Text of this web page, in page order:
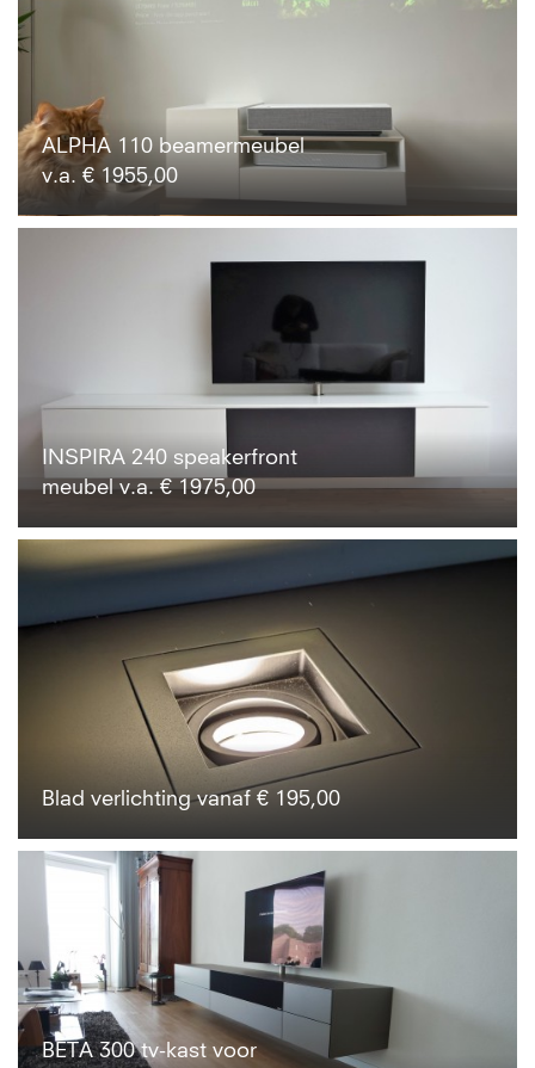
ALPHA 110 beamermeubel
v.a. € 1955,00
INSPIRA 240 speakerfront
meubel v.a. € 1975,00
Blad verlichting vanaf € 195,00
BETA 300 tv-kast voor